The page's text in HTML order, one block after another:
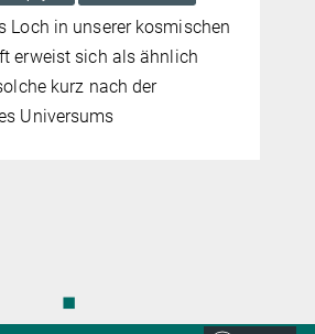
Loch in unserer kosmischen
erweist sich als ähnlich
kurz nach der
Universums
◼